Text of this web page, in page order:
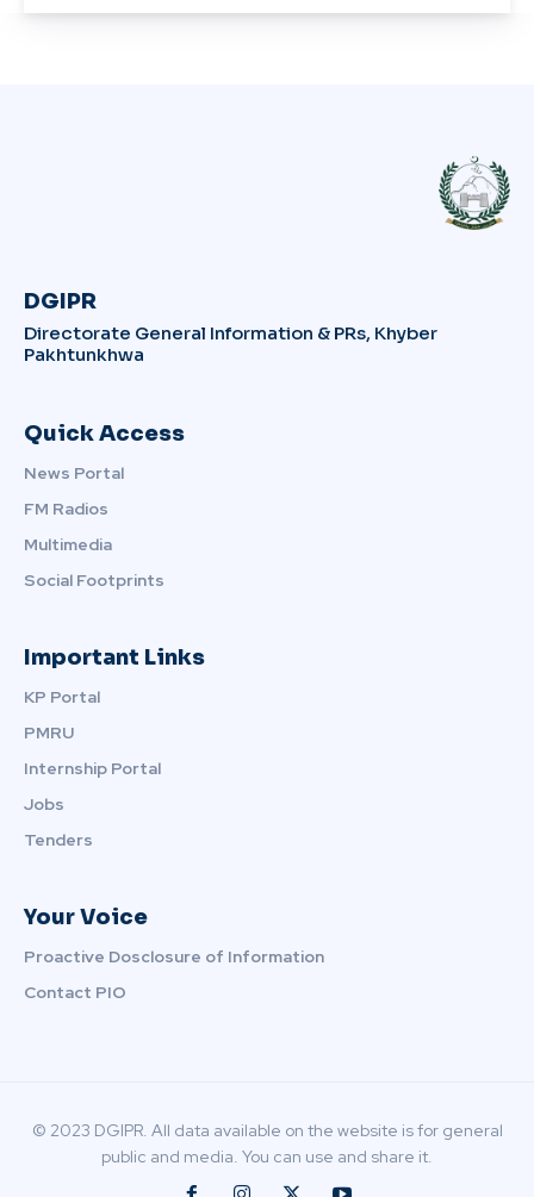
DGIPR
Directorate General Information & PRs, Khyber
Pakhtunkhwa
Quick Access
News Portal
FM Radios
Multimedia
Social Footprints
Important Links
KP Portal
PMRU
Internship Portal
Jobs
Tenders
Your Voice
Proactive Dosclosure of Information
Contact PIO
© 2023 DGIPR. All data available on the website is for general
public and media. You can use and share it.